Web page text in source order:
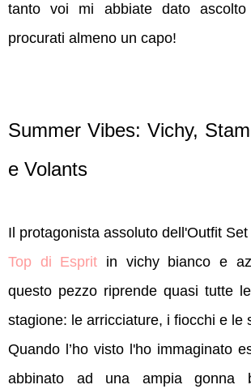
tanto voi mi abbiate dato
procurati almeno un capo!
Summer Vibes: Vichy,
e Volants
Il protagonista assoluto dell'Outfit
Top di Esprit in vichy bianco e
questo pezzo riprende quasi tutte
stagione: le arricciature, i fiocchi e le
Quando l’ho visto l'ho immaginato
abbinato ad una ampia gonna